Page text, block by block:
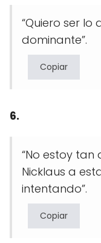
“Quiero ser lo
dominante”.
Copiar
6.
“No estoy
Nicklaus a
intentando”.
Copiar